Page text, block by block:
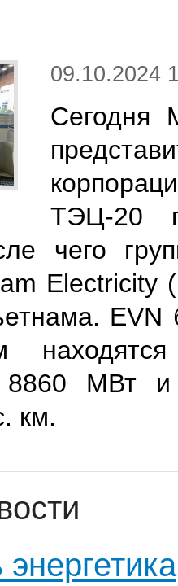
09.10.2024
Сегодня
ТЭЦ-20
чего
Electricity
МВт и
км.